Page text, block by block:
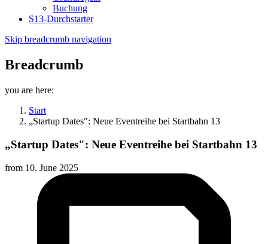
Buchung
S13-Durchstarter
Skip breadcrumb navigation
Breadcrumb
you are here:
Start
„Startup Dates": Neue Eventreihe bei Startbahn 13
„Startup Dates": Neue Eventreihe bei Startbahn 13
from 10. June 2025